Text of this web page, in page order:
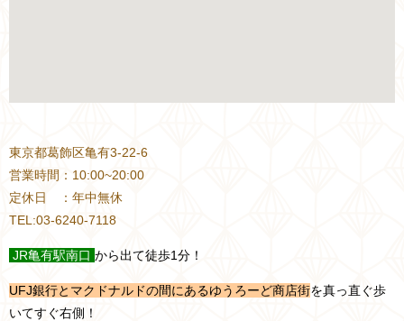
東京都葛飾区亀有3-22-6
営業時間：10:00~20:00
定休日 ：年中無休
TEL:03-6240-7118
JR亀有駅南口 から出て徒歩1分！
UFJ銀行とマクドナルドの間にあるゆうろーど商店街を真っ直ぐ歩
いてすぐ右側！